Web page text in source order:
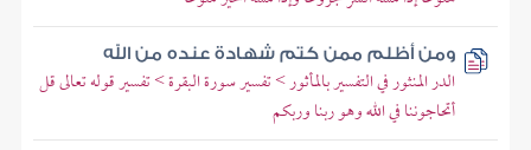
ومن أظلم ممن كتم شهادة عنده من الله
الدر المنثور في التفسير بالمأثور > تفسير سورة البقرة > تفسير قوله تعالى قل
أتحاجوننا في الله وهو ربنا وربكم